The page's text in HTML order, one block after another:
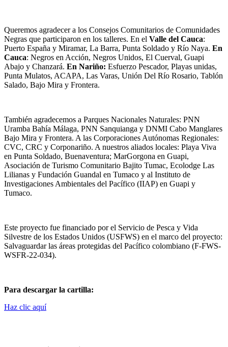
Queremos agradecer a los Consejos Comunitarios de Comunidades
Negras que participaron en los talleres. En el Valle del Cauca:
Puerto España y Miramar, La Barra, Punta Soldado y Río Naya. En
Cauca: Negros en Acción, Negros Unidos, El Cuerval, Guapi
Abajo y Chanzará. En Nariño: Esfuerzo Pescador, Playas unidas,
Punta Mulatos, ACAPA, Las Varas, Unión Del Río Rosario, Tablón
Salado, Bajo Mira y Frontera.
También agradecemos a Parques Nacionales Naturales: PNN
Uramba Bahía Málaga, PNN Sanquianga y DNMI Cabo Manglares
Bajo Mira y Frontera. A las Corporaciones Autónomas Regionales:
CVC, CRC y Corponariño. A nuestros aliados locales: Playa Viva
en Punta Soldado, Buenaventura; MarGorgona en Guapi,
Asociación de Turismo Comunitario Bajito Tumac, Ecolodge Las
Lilianas y Fundación Guandal en Tumaco y al Instituto de
Investigaciones Ambientales del Pacífico (IIAP) en Guapi y
Tumaco.
Este proyecto fue financiado por el Servicio de Pesca y Vida
Silvestre de los Estados Unidos (USFWS) en el marco del proyecto:
Salvaguardar las áreas protegidas del Pacífico colombiano (F-FWS-
WSFR-22-034).
Para descargar la cartilla:
Haz clic aquí